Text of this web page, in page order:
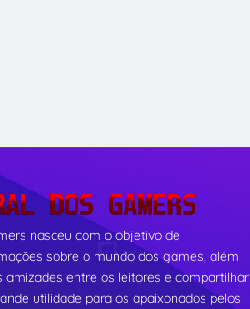
nasceu com o objetivo de
sobre o mundo dos games, além
amizades entre os leitores e compartilhar
utilidade para os apaixonados pelos